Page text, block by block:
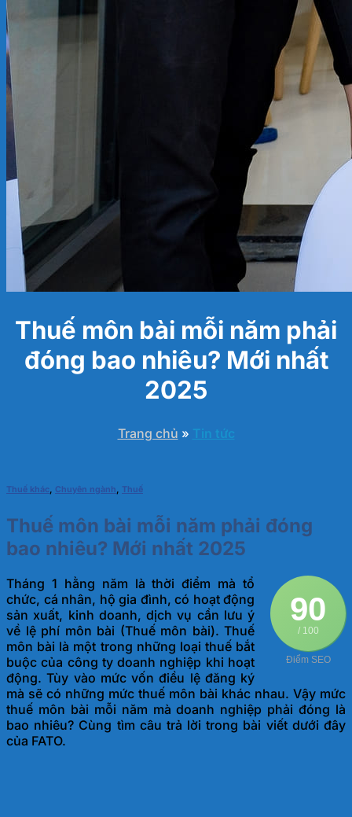
Thuế môn bài mỗi năm phải
đóng bao nhiêu? Mới nhất
2025
Trang chủ » Tin tức
Thuế khác, Chuyên ngành, Thuế
Thuế môn bài mỗi năm phải đóng
bao nhiêu? Mới nhất 2025
90
/ 100
Điểm SEO
Tháng 1 hằng năm là thời điểm mà tổ
chức, cá nhân, hộ gia đình, có hoạt động
sản xuất, kinh doanh, dịch vụ cần lưu ý
về lệ phí môn bài (Thuế môn bài). Thuế
môn bài là một trong những loại thuế bắt
buộc của công ty doanh nghiệp khi hoạt
động. Tùy vào mức vốn điều lệ đăng ký
mà sẽ có những mức thuế môn bài khác nhau. Vậy mức
thuế môn bài mỗi năm mà doanh nghiệp phải đóng là
bao nhiêu? Cùng tìm câu trả lời trong bài viết dưới đây
của FATO.